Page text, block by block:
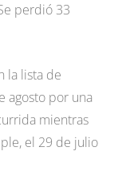
perdió 33
la lista de
agosto por una
mientras
el 29 de julio